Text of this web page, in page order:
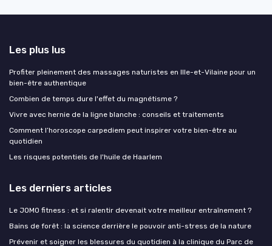
Les plus lus
Profiter pleinement des massages naturistes en Ille-et-Vilaine pour un
bien-être authentique
Combien de temps dure l'effet du magnétisme ?
Vivre avec hernie de la ligne blanche : conseils et traitements
Comment l’horoscope carpediem peut inspirer votre bien-être au
quotidien
Les risques potentiels de l'huile de Haarlem
Les derniers articles
Le JOMO fitness : et si ralentir devenait votre meilleur entraînement ?
Bains de forêt : la science derrière le pouvoir anti-stress de la nature
Prévenir et soigner les blessures du quotidien à la clinique du Parc de